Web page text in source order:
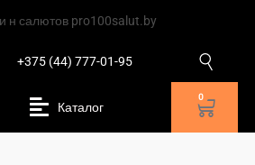
+375 (44) 777-01-95
0